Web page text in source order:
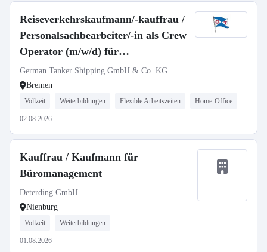
Reiseverkehrskaufmann/-kauffrau /
Personalsachbearbeiter/-in als Crew
Operator (m/w/d) für
Personaldisposition & Verwaltung
Reederei
German Tanker Shipping GmbH & Co. KG
Bremen
Vollzeit Weiterbildungen Flexible Arbeitszeiten Home-Office
02.08.2026
Kauffrau / Kaufmann für
Büromanagement
Deterding GmbH
Nienburg
Vollzeit Weiterbildungen
01.08.2026